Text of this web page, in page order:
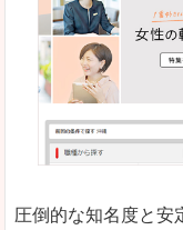
悪いところ
求人
求人
女性
圧倒的な知名度と安